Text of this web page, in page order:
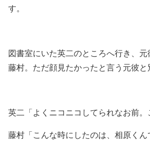
す。
図書室にいた英二のところへ行き、
藤村。ただ顔見たかったと言う元彼と
英二「よくニコニコしてられなお前。
藤村「こんな時にしたのは、相原くん